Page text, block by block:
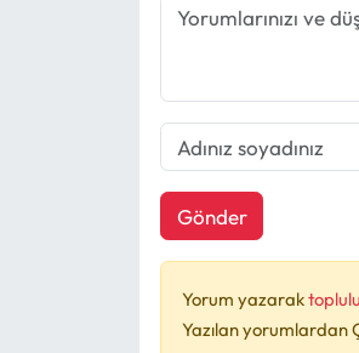
Gönder
Yorum yazarak
Yazılan yorumlardan